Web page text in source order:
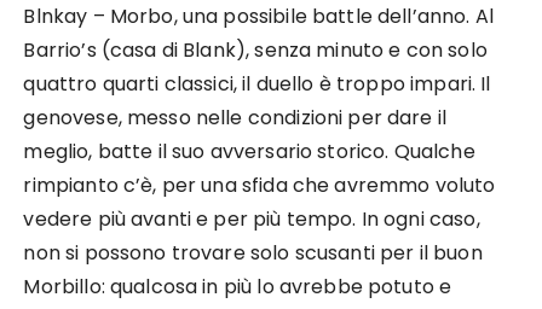
Blnkay – Morbo, una possibile battle dell’anno. Al
Barrio’s (casa di Blank), senza minuto e con solo
quattro quarti classici, il duello è troppo impari. Il
genovese, messo nelle condizioni per dare il
meglio, batte il suo avversario storico. Qualche
rimpianto c’è, per una sfida che avremmo voluto
vedere più avanti e per più tempo. In ogni caso,
non si possono trovare solo scusanti per il buon
Morbillo: qualcosa in più lo avrebbe potuto e